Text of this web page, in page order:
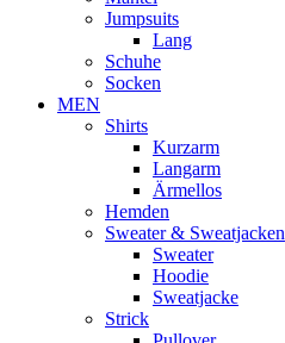
Jumpsuits
Lang
Schuhe
Socken
MEN
Shirts
Kurzarm
Langarm
Ärmellos
Hemden
Sweater & Sweatjacken
Sweater
Hoodie
Sweatjacke
Strick